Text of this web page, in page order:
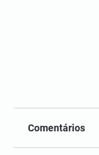
Comentários